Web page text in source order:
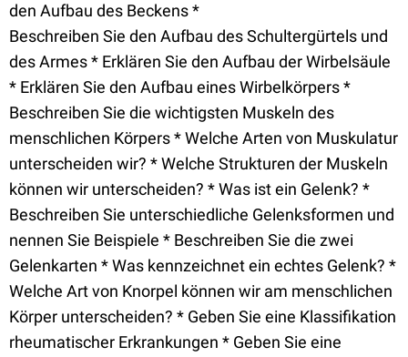
den Aufbau des Beckens *
Beschreiben Sie den Aufbau des Schultergürtels und
des Armes * Erklären Sie den Aufbau der Wirbelsäule
* Erklären Sie den Aufbau eines Wirbelkörpers *
Beschreiben Sie die wichtigsten Muskeln des
menschlichen Körpers * Welche Arten von Muskulatur
unterscheiden wir? * Welche Strukturen der Muskeln
können wir unterscheiden? * Was ist ein Gelenk? *
Beschreiben Sie unterschiedliche Gelenksformen und
nennen Sie Beispiele * Beschreiben Sie die zwei
Gelenkarten * Was kennzeichnet ein echtes Gelenk? *
Welche Art von Knorpel können wir am menschlichen
Körper unterscheiden? * Geben Sie eine Klassifikation
rheumatischer Erkrankungen * Geben Sie eine